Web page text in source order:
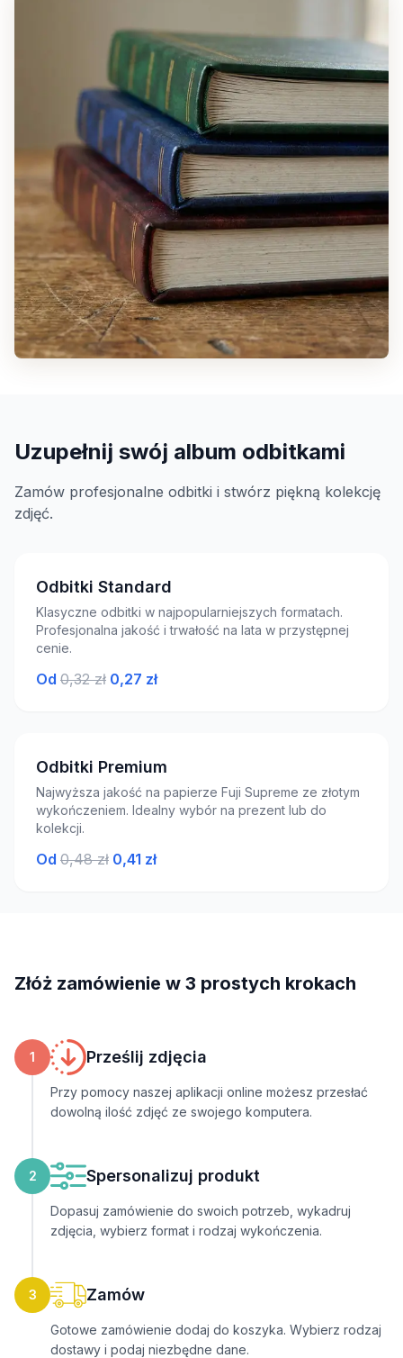
Uzupełnij swój album odbitkami
Zamów profesjonalne odbitki i stwórz piękną kolekcję
zdjęć.
Odbitki Standard
Klasyczne odbitki w najpopularniejszych formatach.
Profesjonalna jakość i trwałość na lata w przystępnej
cenie.
Od 0,32 zł 0,27 zł
Odbitki Premium
Najwyższa jakość na papierze Fuji Supreme ze złotym
wykończeniem. Idealny wybór na prezent lub do
kolekcji.
Od 0,48 zł 0,41 zł
Złóż zamówienie w 3 prostych krokach
1 Prześlij zdjęcia
Przy pomocy naszej aplikacji online możesz przesłać
dowolną ilość zdjęć ze swojego komputera.
2 Spersonalizuj produkt
Dopasuj zamówienie do swoich potrzeb, wykadruj
zdjęcia, wybierz format i rodzaj wykończenia.
3 Zamów
Gotowe zamówienie dodaj do koszyka. Wybierz rodzaj
dostawy i podaj niezbędne dane.